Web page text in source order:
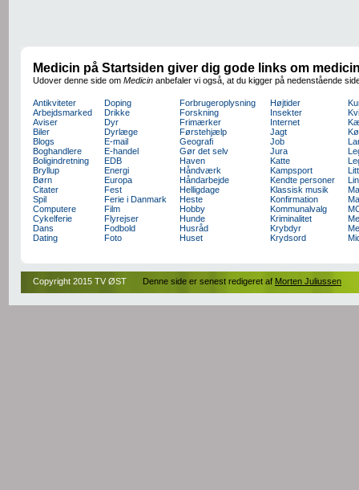
Medicin på Startsiden giver dig gode links om
Udover denne side om Medicin anbefaler vi også, at du kigger på nedenstående
Antikviteter
Arbejdsmarked
Aviser
Biler
Blogs
Boghandlere
Boligindretning
Bryllup
Børn
Citater
Spil
Computere
Cykelferie
Dans
Dating
Doping
Drikke
Dyr
Dyrlæge
E-mail
E-handel
EDB
Energi
Europa
Fest
Ferie i Danmark
Film
Flyrejser
Fodbold
Foto
Forbrugeroplysning
Forskning
Frimærker
Førstehjælp
Geografi
Gør det selv
Haven
Håndværk
Håndarbejde
Helligdage
Heste
Hobby
Hunde
Husråd
Huset
Højtider
Insekter
Internet
Jagt
Job
Jura
Katte
Kampsport
Kendte personer
Klassisk musik
Konfirmation
Kommunalvalg
Kriminalitet
Krybdyr
Krydsord
Copyright 2015 TV ØST Denne side er senest redigeret af Morten Juliussen